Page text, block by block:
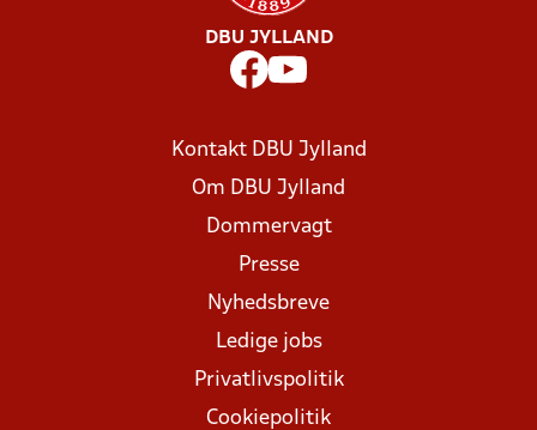
DBU JYLLAND
Kontakt DBU Jylland
Om DBU Jylland
Dommervagt
Presse
Nyhedsbreve
Ledige jobs
Privatlivspolitik
Cookiepolitik